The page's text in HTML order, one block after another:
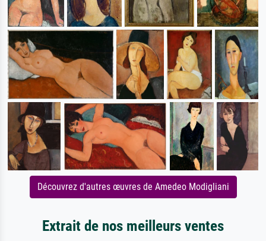
Découvrez d'autres œuvres de Amedeo Modigliani
Extrait de nos meilleurs ventes